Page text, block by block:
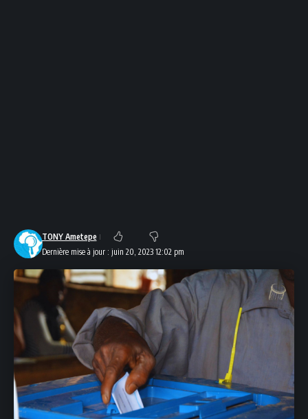
Dernière mise à jour : juin 20, 2023 12:02 pm
TONY Ametepe